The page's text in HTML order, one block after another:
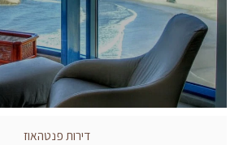
דירות פנטהאוז